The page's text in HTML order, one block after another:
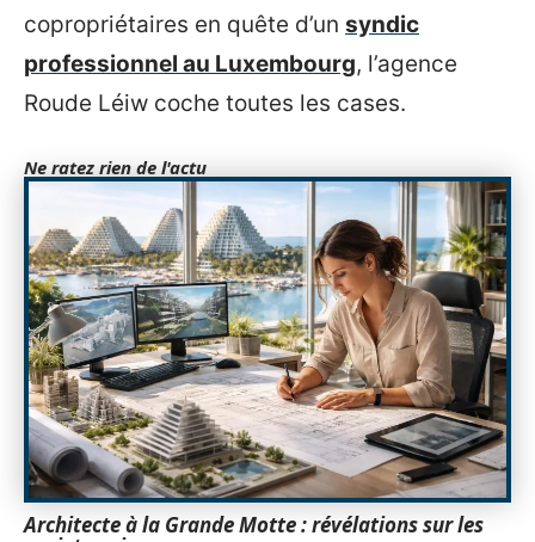
copropriétaires en quête d’un syndic
professionnel au Luxembourg, l’agence
Roude Léiw coche toutes les cases.
Ne ratez rien de l'actu
Architecte à la Grande Motte : révélations sur les